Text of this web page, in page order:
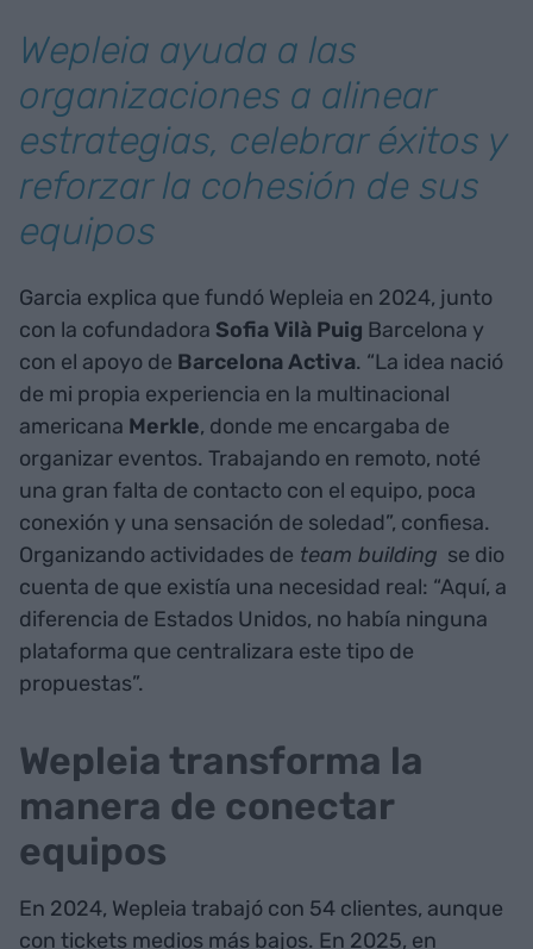
Wepleia ayuda a las
organizaciones a alinear
estrategias, celebrar éxitos y
reforzar la cohesión de sus
equipos
Garcia explica que fundó Wepleia en 2024, junto
con la cofundadora Sofia Vilà Puig Barcelona y
con el apoyo de Barcelona Activa. “La idea nació
de mi propia experiencia en la multinacional
americana Merkle, donde me encargaba de
organizar eventos. Trabajando en remoto, noté
una gran falta de contacto con el equipo, poca
conexión y una sensación de soledad”, confiesa.
Organizando actividades de team building se dio
cuenta de que existía una necesidad real: “Aquí, a
diferencia de Estados Unidos, no había ninguna
plataforma que centralizara este tipo de
propuestas”.
Wepleia transforma la
manera de conectar
equipos
En 2024, Wepleia trabajó con 54 clientes, aunque
con tickets medios más bajos. En 2025, en